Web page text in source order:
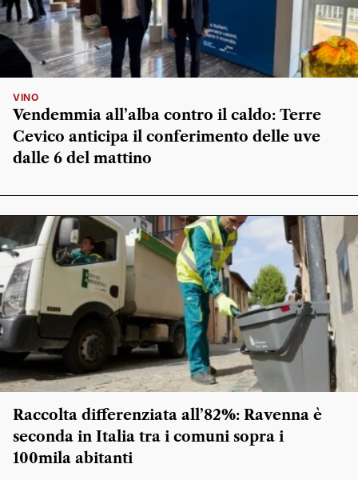
VINO
Vendemmia all’alba contro il caldo: Terre
Cevico anticipa il conferimento delle uve
dalle 6 del mattino
Raccolta differenziata all’82%: Ravenna è
seconda in Italia tra i comuni sopra i
100mila abitanti